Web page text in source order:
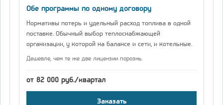
Обе программы по одному договору
Нормативы потерь и удельный расход топлива в одной
поставке. Обычный выбор теплоснабжающей
организации, у которой на балансе и сети, и котельные.
Дешевле, чем те же две лицензии порознь.
от 82 000 руб./квартал
Заказать